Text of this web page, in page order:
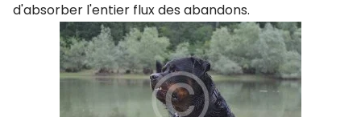
d'absorber l'entier flux des abandons.